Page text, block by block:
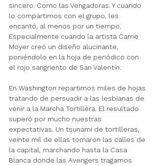
sincero. Como las Vengadoras. Y cuando
lo compartimos con el grupo, les
encantó, al menos por un tiempo.
Especialmente cuando la artista Carrie
Moyer creó un diseño alucinante,
poniéndolo en la hoja de periódico con
el rojo sangriento de San Valentín.
En Washington repartimos miles de hojas
tratando de persuadir a las lesbianas de
venir a la Marcha Tortillera. El resultado
superó por mucho nuestras
expectativas. Un tsunami de tortilleras,
veinte mil de ellas tomaron las calles de
la capital, marchando hasta la Casa
Blanca donde las Avengers tragamos